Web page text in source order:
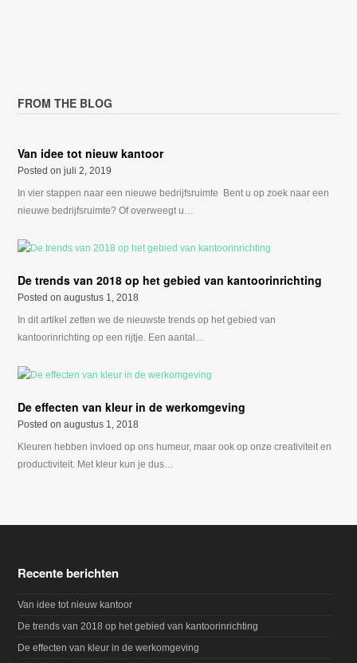
FROM THE BLOG
Van idee tot nieuw kantoor
Posted onjuli 2, 2019
In vier stappen naar een nieuwe bedrijfsruimte Bent u op zoek naar een
nieuwe bedrijfsruimte? Of overweegt u…
De trends van 2018 op het gebied van kantoorinrichting
Posted onaugustus 1, 2018
In dit artikel zetten we de nieuwste trends op het gebied van
kantoorinrichting op een rijtje. Een aantal…
De effecten van kleur in de werkomgeving
Posted onaugustus 1, 2018
Kleuren hebben invloed op ons humeur, maar ook op onze creativiteit en
productiviteit. Met kleur kun je dus…
Recente berichten
Van idee tot nieuw kantoor
De trends van 2018 op het gebied van kantoorinrichting
De effecten van kleur in de werkomgeving